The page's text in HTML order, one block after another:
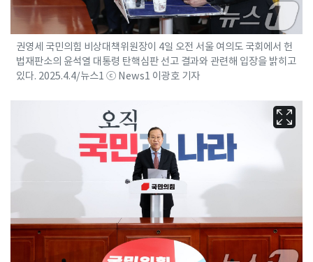
권영세 국민의힘 비상대책위원장이 4일 오전 서울 여의도 국회에서 헌
법재판소의 윤석열 대통령 탄핵심판 선고 결과와 관련해 입장을 밝히고
있다. 2025.4.4/뉴스1 ⓒ News1 이광호 기자